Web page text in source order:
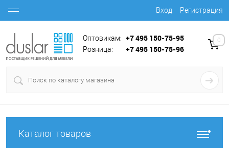
Вход Регистрация
Оптовикам: +7 495 150-75-95
Розница: +7 495 150-75-96
0
Каталог товаров